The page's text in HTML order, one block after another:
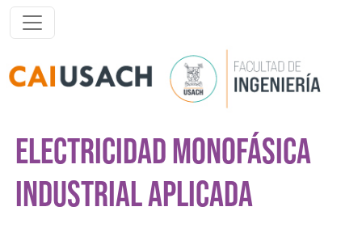
Pasar al contenido principal
ELECTRICIDAD MONOFÁSICA
INDUSTRIAL APLICADA